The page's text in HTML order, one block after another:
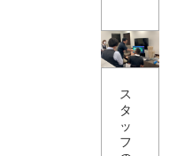
ス
タ
ッ
フ